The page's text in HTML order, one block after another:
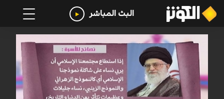
البث المباشر